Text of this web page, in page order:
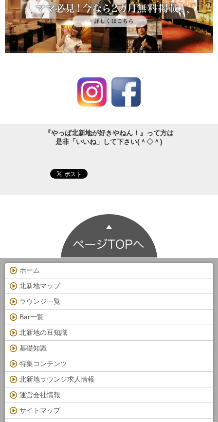
『やっぱ北新地が好きやねん！』って方は
是非「いいね」して下さい(＾◇＾)
ホーム
北新地マップ
ラウンジ一覧
Bar一覧
北新地の豆知識
基礎知識
特集コンテンツ
北新地ラウンジ求人情報
運営会社情報
サイトマップ